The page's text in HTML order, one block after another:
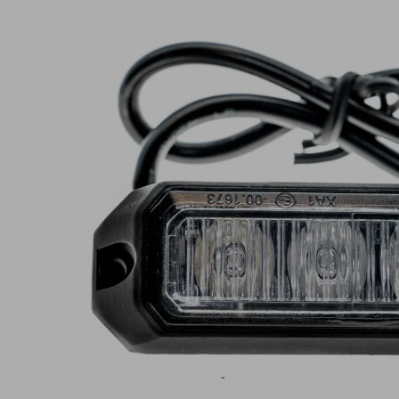
Panele świetlne LED
Oświetlenie
wewnętrze
Opryskiwacze polowe
Oferty
LED
Zestawy oświetlenia
Inne
Często zadawane
Kontakt